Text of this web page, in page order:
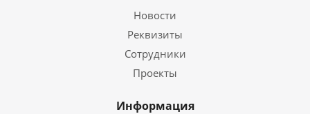
Новости
Реквизиты
Сотрудники
Проекты
Информация